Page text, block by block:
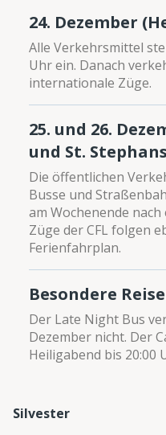
24. Dezember
Alle Verkehrsmittel
Uhr ein. Danach
internationale Züge.
25. und 26.
und St.
Die öffentlichen
Busse und
am Wochenende
Züge der CFL folgen
Ferienfahrplan.
Besondere
Der Late Night Bus
Dezember nicht. Der
Heiligabend bis 20:00
Silvester